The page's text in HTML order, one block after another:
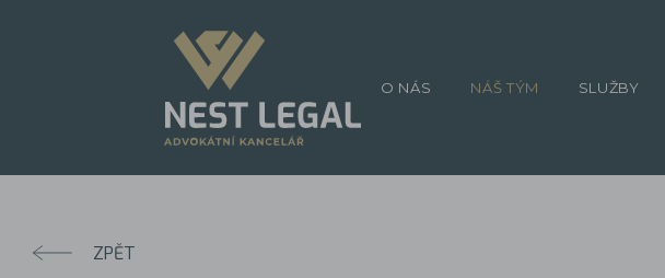
ZPĚT
O NÁS NÁŠ TÝM SLUŽBY